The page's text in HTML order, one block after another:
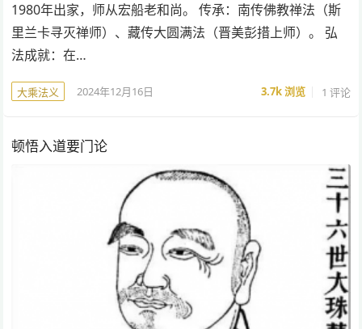
1980年出家，师从宏船老和尚。 传承：南传佛教禅法（斯
里兰卡寻灭禅师）、藏传大圆满法（晋美彭措上师）。 弘
法成就：在…
大乘法义 2024年12月16日 3.7k浏览 1 评论
顿悟入道要门论